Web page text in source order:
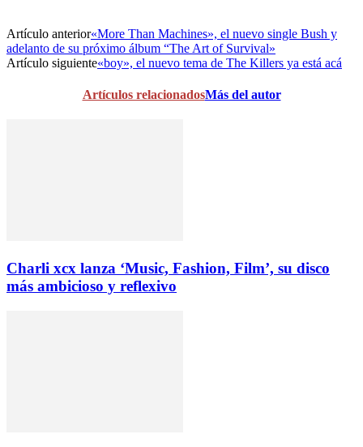
Artículo anterior«More Than Machines», el nuevo single Bush y
adelanto de su próximo álbum “The Art of Survival»
Artículo siguiente«boy», el nuevo tema de The Killers ya está acá
Artículos relacionadosMás del autor
Charli xcx lanza ‘Music, Fashion, Film’, su disco
más ambicioso y reflexivo